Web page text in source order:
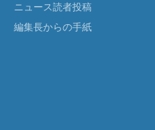
ニュース読者投稿
編集長からの手紙